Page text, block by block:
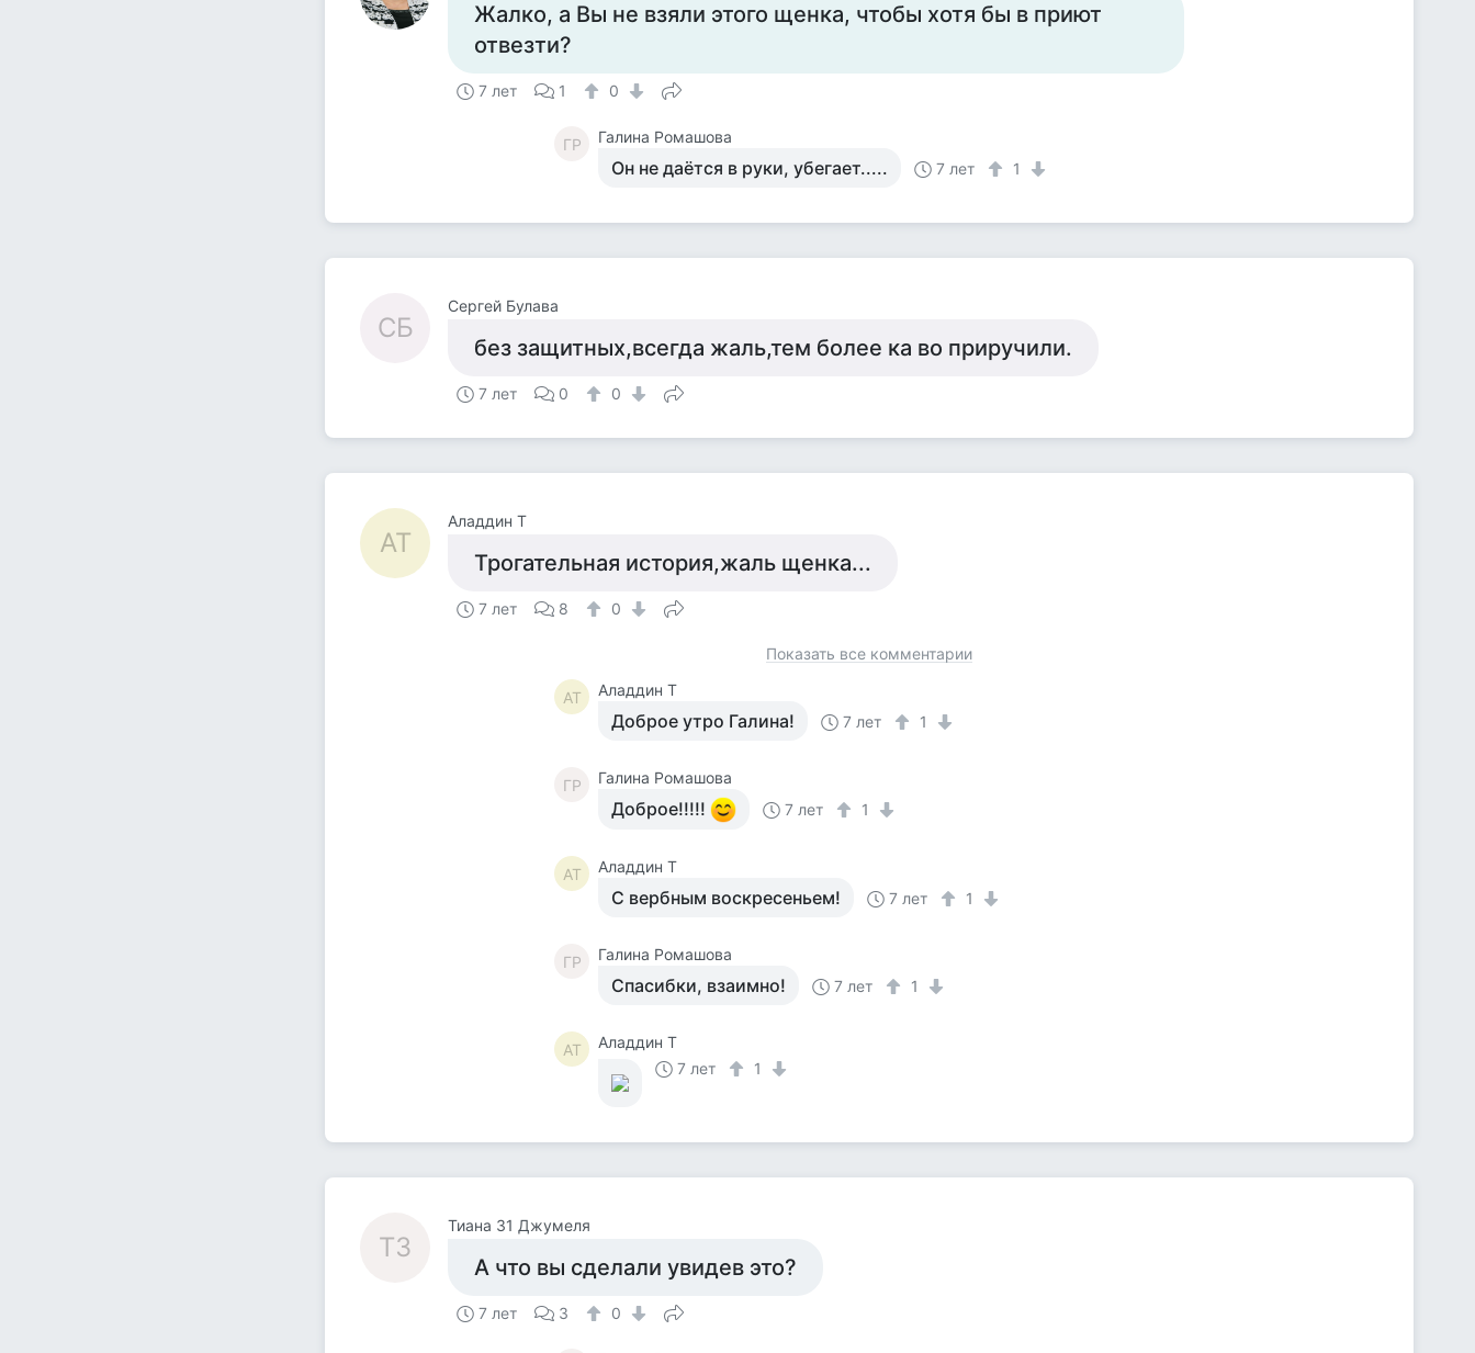
Жалко, а Вы не взяли этого щенка, чтобы хотя бы в приют
отвезти?
7 лет 1 0
ГР Галина Ромашова
Он не даётся в руки, убегает..... 7 лет 1
СБ
Сергей Булава
без защитных,всегда жаль,тем более ка во приручили.
7 лет 0 0
АТ
Аладдин Т
Трогательная история,жаль щенка...
7 лет 8 0
Показать все комментарии
АТ Аладдин Т
Доброе утро Галина! 7 лет 1
ГР Галина Ромашова
Доброе!!!!! 7 лет 1
АТ Аладдин Т
С вербным воскресеньем! 7 лет 1
ГР Галина Ромашова
Спасибки, взаимно! 7 лет 1
АТ
Аладдин Т
7 лет
1
Т3
Тиана 31 Джумеля
А что вы сделали увидев это?
7 лет 3 0